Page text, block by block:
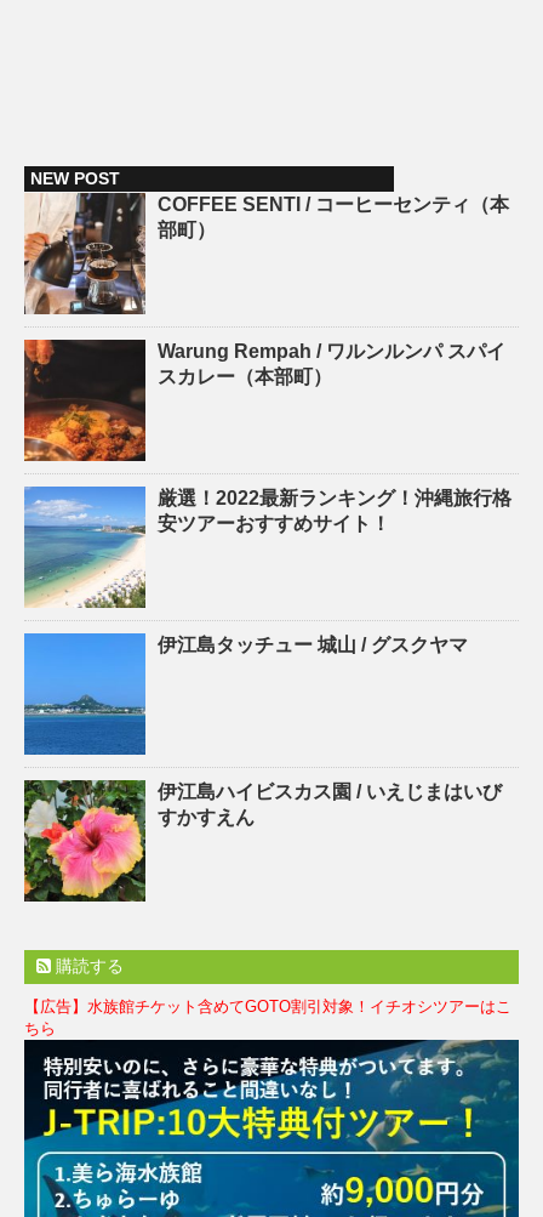
NEW POST
COFFEE SENTI / コーヒーセンティ（本
部町）
Warung Rempah / ワルンルンパ スパイ
スカレー（本部町）
厳選！2022最新ランキング！沖縄旅行格
安ツアーおすすめサイト！
伊江島タッチュー 城山 / グスクヤマ
伊江島ハイビスカス園 / いえじまはいび
すかすえん
購読する
【広告】水族館チケット含めてGOTO割引対象！イチオシツアーはこ
ちら